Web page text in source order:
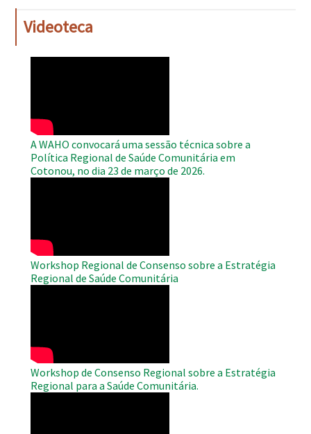
Videoteca
A WAHO convocará uma sessão técnica sobre a
Política Regional de Saúde Comunitária em
Cotonou, no dia 23 de março de 2026.
Workshop Regional de Consenso sobre a Estratégia
Regional de Saúde Comunitária
Workshop de Consenso Regional sobre a Estratégia
Regional para a Saúde Comunitária.